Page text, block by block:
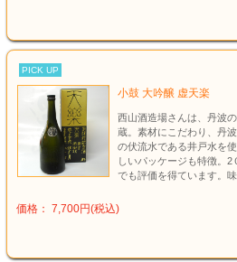
PICK UP
小鼓 大吟醸 虚天楽
西山酒造場さんは、丹波
蔵。素材にこだわり、丹
の伏流水である井戸水を
しいパッケージも特徴。
でも評価を得ています。
価格： 7,700円(税込)